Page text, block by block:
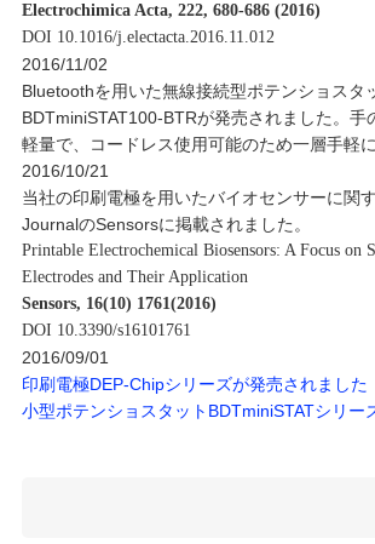
Electrochimica Acta, 222, 680-686 (2016)
DOI 10.1016/j.electacta.2016.11.012
2016/11/02
Bluetoothを用いた無線接続型ポテンショスタ
BDTminiSTAT100-BTRが発売されました。手
軽量で、コードレス使用可能のため一層手軽
2016/10/21
当社の印刷電極を用いたバイオセンサーに関
JournalのSensorsに掲載されました。
Printable Electrochemical Biosensors: A Focus on
Electrodes and Their Application
Sensors, 16(10) 1761(2016)
DOI 10.3390/s16101761
2016/09/01
印刷電極DEP-Chipシリーズが発売されました
小型ポテンショスタットBDTminiSTATシリー